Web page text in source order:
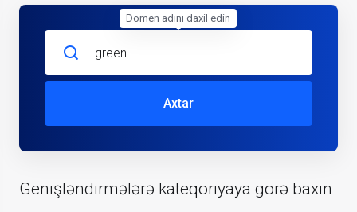
Axtar
Genişləndirmələrə kateqoriyaya görə baxın
Domen adını daxil edin